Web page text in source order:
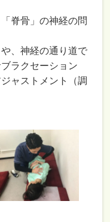
脊骨」の神経の問
、神経の通り道で
ラクセーション
ャストメント（調